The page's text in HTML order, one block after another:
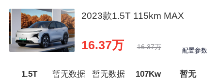
2023款1.5T 115km MAX
16.37万 16.37万 配置参数
1.5T 暂无数据 暂无数据 107Kw 暂无